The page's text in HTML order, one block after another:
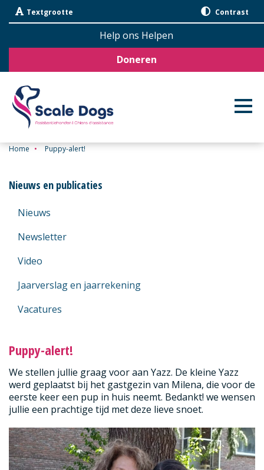
navigatieTextgrootte Contrast
Help ons Helpen
Doneren
Home • Puppy-alert!
Nieuws en publicaties
Nieuws
Newsletter
Video
Jaarverslag en jaarrekening
Vacatures
Puppy-alert!
We stellen jullie graag voor aan Yazz. De kleine Yazz
werd geplaatst bij het gastgezin van Milena, die voor de
eerste keer een pup in huis neemt. Bedankt! we wensen
jullie een prachtige tijd met deze lieve snoet.